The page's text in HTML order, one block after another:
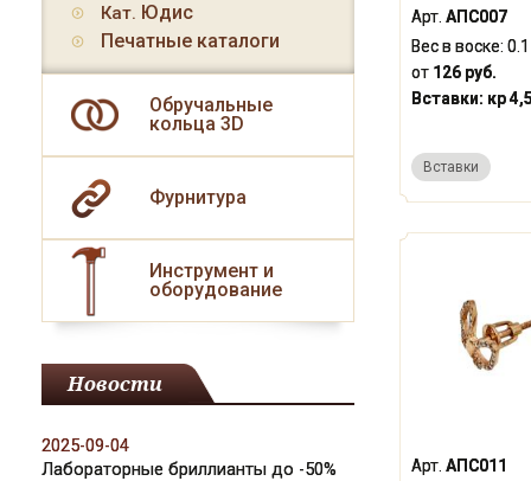
Арт. АПС007
Вес в воске:
от 126 руб.
Вставки: кр
Вставки
Арт. АПС011
Кат. Юдис
Печатные каталоги
Обручальные
кольца 3D
Фурнитура
Инструмент и
оборудование
Новости
2025-09-04
Лабораторные бриллианты до -50%